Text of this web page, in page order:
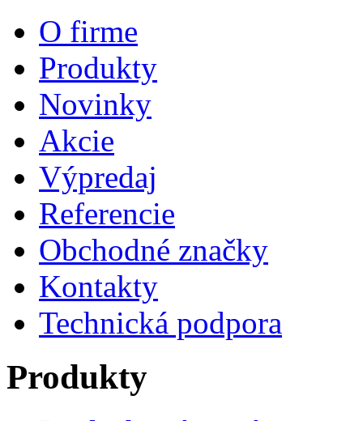
O firme
Produkty
Novinky
Akcie
Výpredaj
Referencie
Obchodné značky
Kontakty
Technická podpora
Produkty